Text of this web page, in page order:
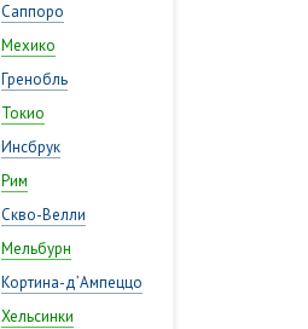
Саппоро
Мехико
Гренобль
Токио
Инсбрук
Рим
Скво-Велли
Мельбурн
Кортина-д’Ампеццо
Хельсинки